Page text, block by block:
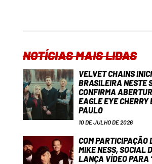
NOTÍCIAS MAIS LIDAS
VELVET CHAINS
BRASILEIRA NESTE
CONFIRMA
EAGLE EYE CHERRY
PAULO
10 DE JULHO DE 2026
COM PARTICIPAÇÃO
MIKE NESS, SOCIAL
LANÇA VÍDEO PARA